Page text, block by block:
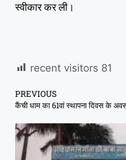
स्वीकार कर ली।
recent visitors 81
PREVIOUS